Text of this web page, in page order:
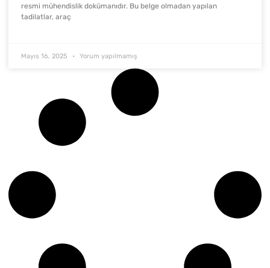
resmi mühendislik dokümanıdır. Bu belge olmadan yapılan
tadilatlar, araç
Mayıs 16, 2025 Yorum yapılmamış